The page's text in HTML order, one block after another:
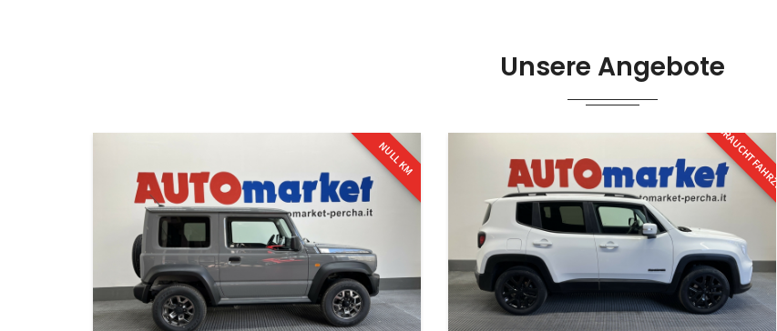
Unsere Angebote
NULL KM GEBRAUCHTFAHRZEUG